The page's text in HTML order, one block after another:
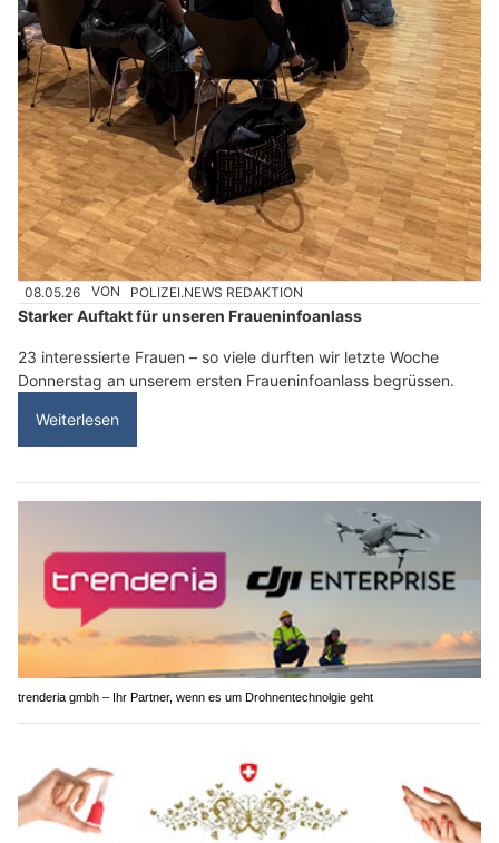
08.05.26 VON POLIZEI.NEWS REDAKTION
Starker Auftakt für unseren Fraueninfoanlass
23 interessierte Frauen – so viele durften wir letzte Woche
Donnerstag an unserem ersten Fraueninfoanlass begrüssen.
Weiterlesen
trenderia gmbh – Ihr Partner, wenn es um Drohnentechnolgie geht